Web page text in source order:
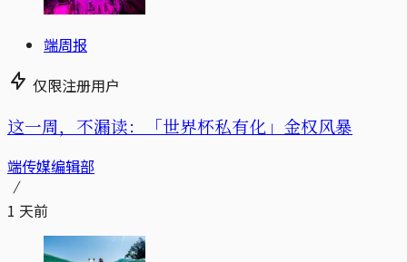
端周报
仅限注册用户
这一周，不漏读：「世界杯私有化」金权风暴
端传媒编辑部
1 天前